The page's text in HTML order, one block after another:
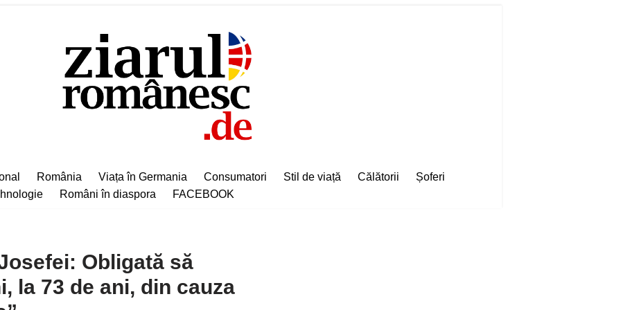
România Viața în Germania Consumatori Stil de viață Călătorii
Șoferi
Români în diaspora FACEBOOK
Obligată să
la 73 de ani, din cauza